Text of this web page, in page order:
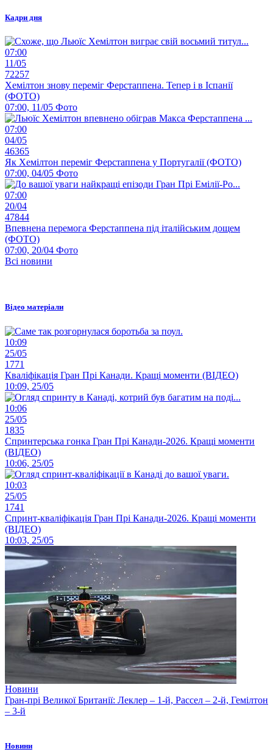
Кадри дня
07:00
11/05
72257
Хемілтон знову переміг Ферстаппена. Тепер і в Іспанії
(ФОТО)
07:00, 11/05 Фото
07:00
04/05
46365
Як Хемілтон переміг Ферстаппена у Португалії (ФОТО)
07:00, 04/05 Фото
07:00
20/04
47844
Впевнена перемога Ферстаппена під італійським дощем
(ФОТО)
07:00, 20/04 Фото
Всі новини
Відео матеріали
10:09
25/05
1771
Кваліфікація Гран Прі Канади. Кращі моменти (ВІДЕО)
10:09, 25/05
10:06
25/05
1835
Спринтерська гонка Гран Прі Канади-2026. Кращі моменти
(ВІДЕО)
10:06, 25/05
10:03
25/05
1741
Спринт-кваліфікація Гран Прі Канади-2026. Кращі моменти
(ВІДЕО)
10:03, 25/05
Новини
Гран-прі Великої Британії: Леклер – 1-й, Рассел – 2-й, Гемілтон
– 3-й
Новини